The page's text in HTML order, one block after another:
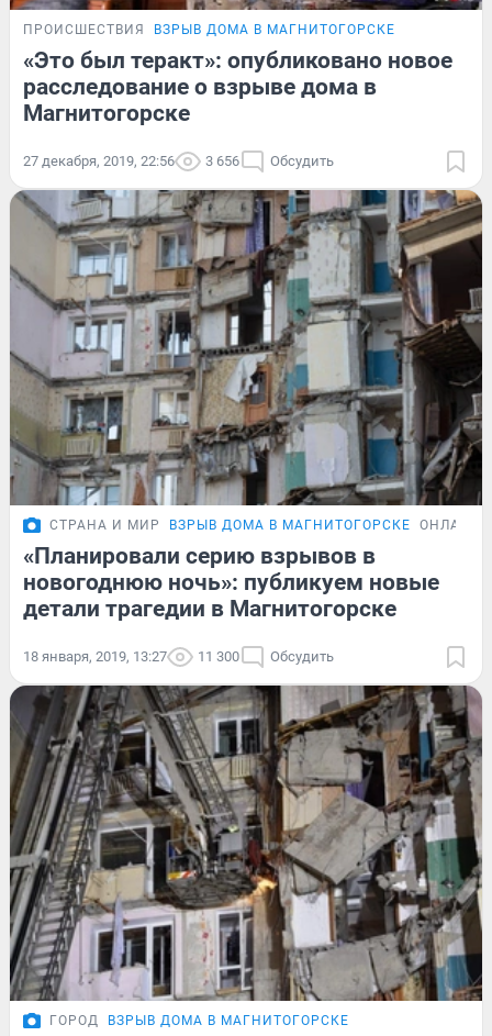
ПРОИСШЕСТВИЯ ВЗРЫВ ДОМА В МАГНИТОГОРСКЕ
«Это был теракт»: опубликовано новое
расследование о взрыве дома в
Магнитогорске
27 декабря, 2019, 22:56 3 656 Обсудить
СТРАНА И МИР ВЗРЫВ ДОМА В МАГНИТОГОРСКЕ ОНЛАЙН-
«Планировали серию взрывов в
новогоднюю ночь»: публикуем новые
детали трагедии в Магнитогорске
18 января, 2019, 13:27 11 300 Обсудить
ГОРОД ВЗРЫВ ДОМА В МАГНИТОГОРСКЕ